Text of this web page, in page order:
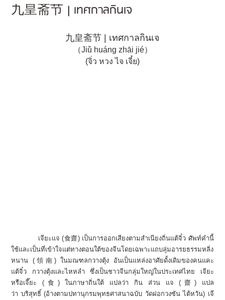
九皇斋节 | เทศกาลกินเจ
九皇斋节 | เทศกาลกินเจ
（Jiǔ huáng zhāi jié）
(จิ่ว หวง ไจ เจี๋ย)
เจียะแจ (食齋) เป็นการออกเสียงตามสำเนียงถิ่นแต้จิ๋ว ศัพท์คำนี้
ใช้และเป็นที่เข้าใจแต่ทางตอนใต้ของจีนโดยเฉพาะแถบลุ่มอารยธรรมหลิ่ง
หนาน (領南) ในมณฑลกวางตุ้ง อันเป็นแหล่งอาศัยดั้งเดิมของคนแคะ
แต้จิ๋ว กวางตุ้งและไหหลำ ซึ่งเป็นชาวจีนกลุ่มใหญ่ในประเทศไทย เจียะ
หรือเจี๊ยะ (食) ในภาษาถิ่นใต้ แปลว่า กิน ส่วน แจ (齋) แปล
ว่า บริสุทธิ์ (อ้างตามปทานุกรมพุทธศาสนาฉบับ วัดฝอกวงซัน ไต้หวัน) เจี